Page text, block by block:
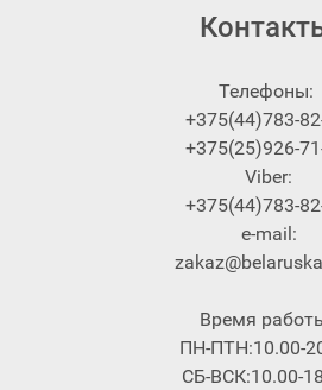
Телефоны:
+375(44)783-
+375(25)926-
Viber:
+375(44)783-
e-mail:
Время
ПН-ПТН:10.00-
СБ-ВСК:10.00-